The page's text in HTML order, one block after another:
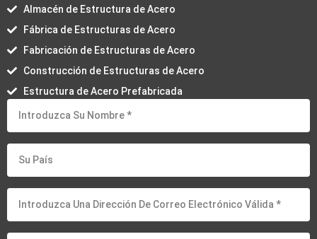
Almacén de Estructura de Acero
Fábrica de Estructuras de Acero
Fabricación de Estructuras de Acero
Construcción de Estructuras de Acero
Estructura de Acero Prefabricada